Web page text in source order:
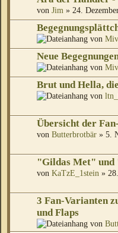
von Jim » 24.
von
Neue
von
Brut und Hella,
von
Übersicht der
von Butterbrotbär » 5.
"Gildas Met" und
von KaTzE_1stein »
3 Fan-Varianten
und Flaps
von